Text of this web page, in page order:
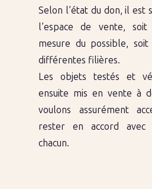
Selon l’état du don, il est
l’espace de vente,
mesure du possible,
différentes filières.
Les objets testés et
ensuite mis en vente à
voulons assurément
rester en accord
chacun.